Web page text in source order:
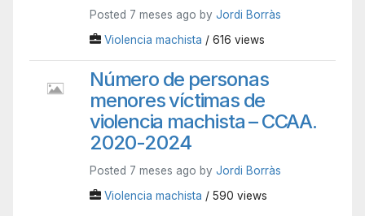
Posted 7 meses ago by Jordi Borràs
Violencia machista / 616 views
Número de personas
menores víctimas de
violencia machista – CCAA.
2020-2024
Posted 7 meses ago by Jordi Borràs
Violencia machista / 590 views